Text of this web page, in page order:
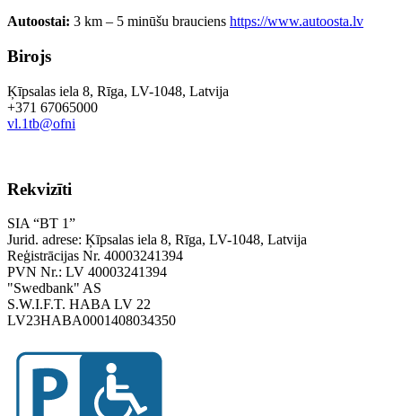
Autoostai: 3 km – 5 minūšu brauciens https://www.autoosta.lv
Birojs
Ķīpsalas iela 8, Rīga, LV-1048, Latvija
+371 67065000
vl.1tb@ofni
Rekvizīti
SIA “BT 1”
Jurid. adrese: Ķīpsalas iela 8, Rīga, LV-1048, Latvija
Reģistrācijas Nr. 40003241394
PVN Nr.: LV 40003241394
"Swedbank" AS
S.W.I.F.T. HABA LV 22
LV23HABA0001408034350